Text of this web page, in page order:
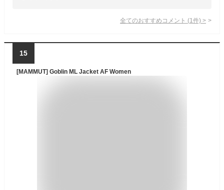
全てのおすすめコメント (1 件) >
15
[MAMMUT] Goblin ML Jacket AF Women